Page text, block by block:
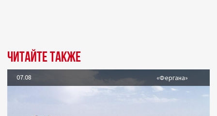
Читайте также
07.08 «Фергана»